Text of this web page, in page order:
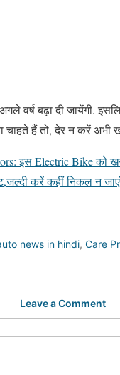
वर्ष बढ़ा दी जायेंगी.
चाहते हैं तो, देर न करें अभी
इस Electric Bike को
करें कहीं निकल न जाएं
news in hindi, Care
Leave a Comment